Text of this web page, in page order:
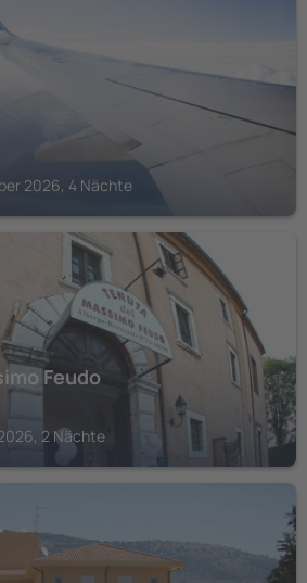
2026, 4 Nächte
Feudo
2 Nächte